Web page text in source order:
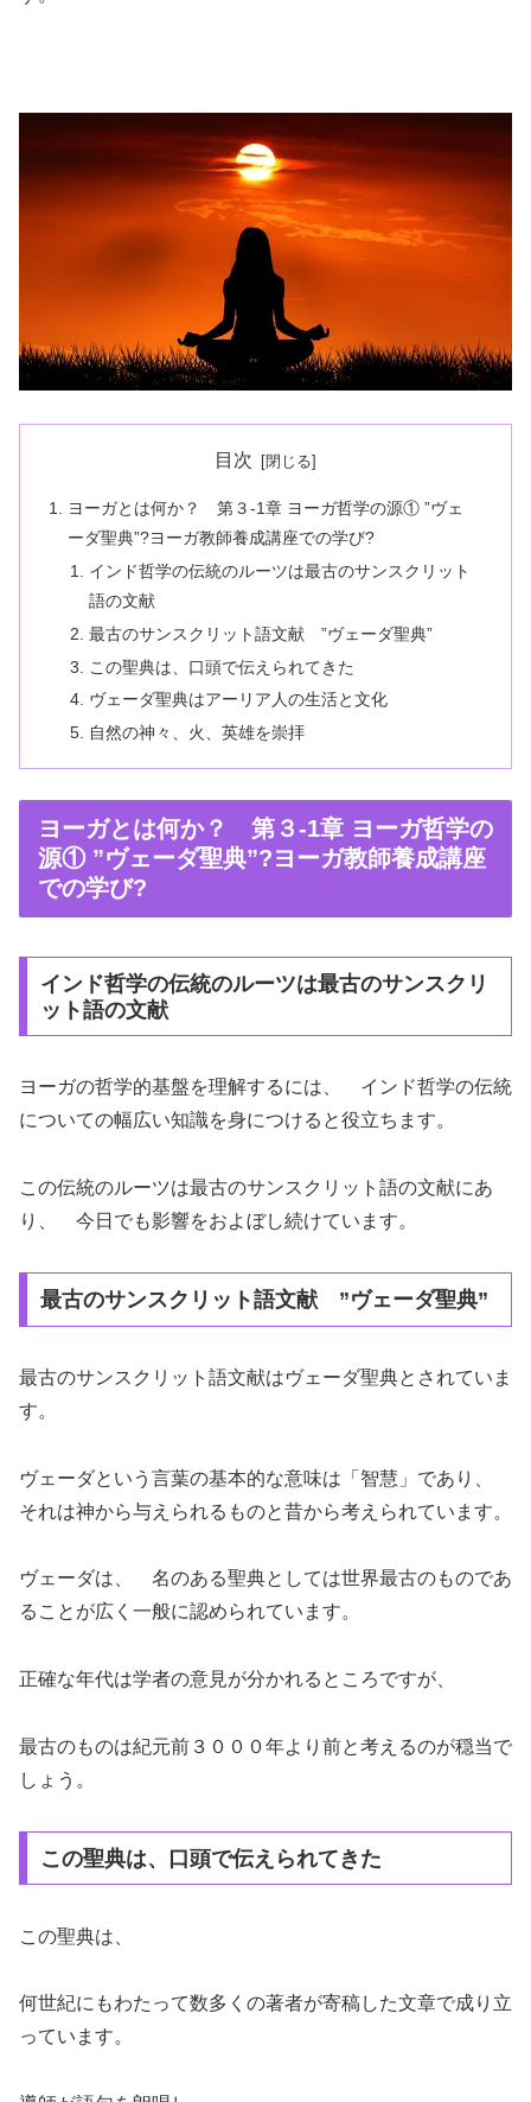
目次
ヨーガとは何か？ 第３-1章 ヨーガ哲学の源① ”ヴェ
ーダ聖典”?ヨーガ教師養成講座での学び?
インド哲学の伝統のルーツは最古のサンスクリット
語の文献
最古のサンスクリット語文献 ”ヴェーダ聖典”
この聖典は、口頭で伝えられてきた
ヴェーダ聖典はアーリア人の生活と文化
自然の神々、火、英雄を崇拝
ヨーガとは何か？ 第３-1章 ヨーガ哲学の
源① ”ヴェーダ聖典”?ヨーガ教師養成講座
での学び?
インド哲学の伝統のルーツは最古のサンスクリ
ット語の文献
ヨーガの哲学的基盤を理解するには、 インド哲学の伝統
についての幅広い知識を身につけると役立ちます。
この伝統のルーツは最古のサンスクリット語の文献にあ
り、 今日でも影響をおよぼし続けています。
最古のサンスクリット語文献 ”ヴェーダ聖典”
最古のサンスクリット語文献はヴェーダ聖典とされていま
す。
ヴェーダという言葉の基本的な意味は「智慧」であり、
それは神から与えられるものと昔から考えられています。
ヴェーダは、 名のある聖典としては世界最古のものであ
ることが広く一般に認められています。
正確な年代は学者の意見が分かれるところですが、
最古のものは紀元前３０００年より前と考えるのが穏当で
しょう。
この聖典は、口頭で伝えられてきた
この聖典は、
何世紀にもわたって数多くの著者が寄稿した文章で成り立
っています。